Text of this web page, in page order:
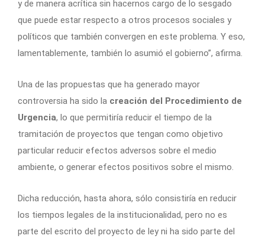
y de manera acrítica sin hacernos cargo de lo sesgado
que puede estar respecto a otros procesos sociales y
políticos que también convergen en este problema. Y eso,
lamentablemente, también lo asumió el gobierno”, afirma.
Una de las propuestas que ha generado mayor
controversia ha sido la creación del Procedimiento de
Urgencia, lo que permitiría reducir el tiempo de la
tramitación de proyectos que tengan como objetivo
particular reducir efectos adversos sobre el medio
ambiente, o generar efectos positivos sobre el mismo.
Dicha reducción, hasta ahora, sólo consistiría en reducir
los tiempos legales de la institucionalidad, pero no es
parte del escrito del proyecto de ley ni ha sido parte del